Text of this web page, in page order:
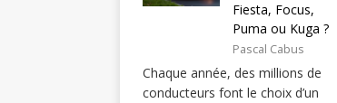
Fiesta, Focus,
Puma ou Kuga ?
Pascal Cabus
Chaque année, des millions de
conducteurs font le choix d’un